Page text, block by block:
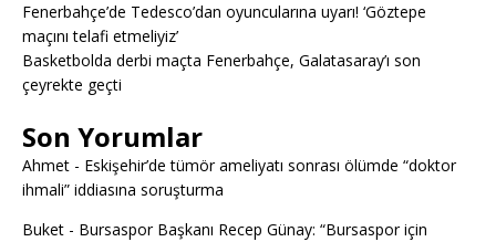
Fenerbahçe’de Tedesco’dan oyuncularına uyarı! ‘Göztepe
maçını telafi etmeliyiz’
Basketbolda derbi maçta Fenerbahçe, Galatasaray’ı son
çeyrekte geçti
Son Yorumlar
Ahmet - Eskişehir’de tümör ameliyatı sonrası ölümde “doktor
ihmali” iddiasına soruşturma
Buket - Bursaspor Başkanı Recep Günay: “Bursaspor için